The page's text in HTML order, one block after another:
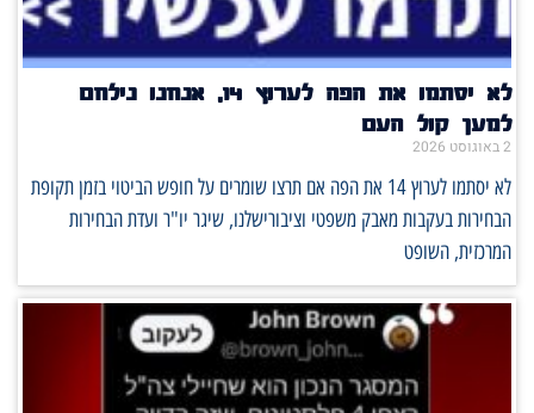
לא יסתמו את הפה לערוץ 14, אנחנו נילחם
למען קול העם
2 באוגוסט 2026
לא יסתמו לערוץ 14 את הפה אם תרצו שומרים על חופש הביטוי בזמן תקופת
הבחירות בעקבות מאבק משפטי וציבורישלנו, שיגר יו"ר ועדת הבחירות
המרכזית, השופט